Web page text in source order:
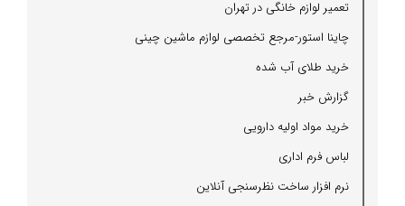
تعمیر لوازم خانگی در تهران
چاینا استور-مرجع تخصصی لوازم ماشین چینی
خرید طلای آب شده
گزارش خبر
خرید مواد اولیه دارویی
لباس فرم اداری
نرم افزار ساخت نظرسنجی آنلاین